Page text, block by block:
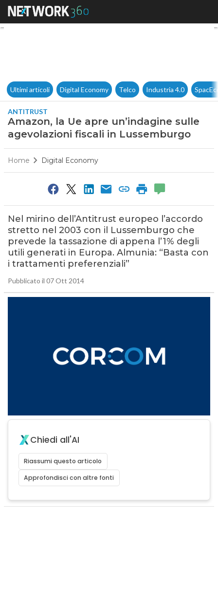
Amazon, la Ue apre
Ultimi articoli Digital Economy Telco Industria 4.0
ANTITRUST
Amazon, la Ue apre un’indagine sulle
agevolazioni fiscali in Lussemburgo
Home Digital Economy
Nel mirino dell’Antitrust europeo l’accordo
stretto nel 2003 con il Lussemburgo che
prevede la tassazione di appena l’1% degli
utili generati in Europa. Almunia: “Basta con
i trattamenti preferenziali”
Pubblicato il 07 Ott 2014
Chiedi all'AI
Riassumi questo articolo
Approfondisci con altre fonti